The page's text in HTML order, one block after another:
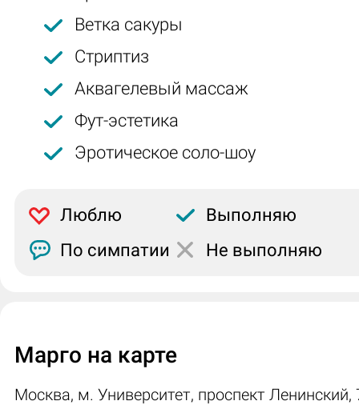
Ветка сакуры
Стриптиз
Аквагелевый массаж
Фут-эстетика
Эротическое соло-шоу
Люблю
Выполняю
По симпатии
Не выполняю
Марго на карте
Москва, м. Университет, проспект Ленинский,